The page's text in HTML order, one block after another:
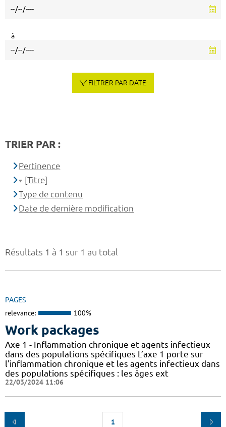
Résultats 1 à 1 sur 1 au total
PAGES
relevance: 100%
Work packages
Axe 1 - Inflammation chronique et agents infectieux
dans des populations spécifiques L’axe 1 porte sur
l'inflammation chronique et les agents infectieux dans
des populations spécifiques : les âges ext
22/03/2024 11:06
1
à
FILTRER PAR DATE
TRIER PAR :
Pertinence
[Titre]
Type de contenu
Date de dernière modification